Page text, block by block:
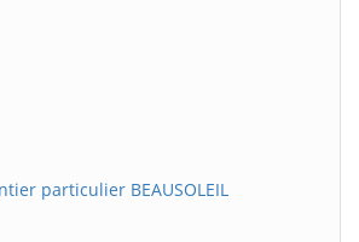
particulier BEAUSOLEIL